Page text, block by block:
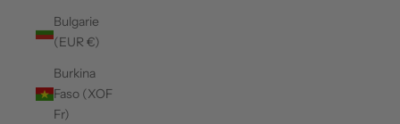
Bulgarie
(EUR €)
Burkina
Faso (XOF
Fr)